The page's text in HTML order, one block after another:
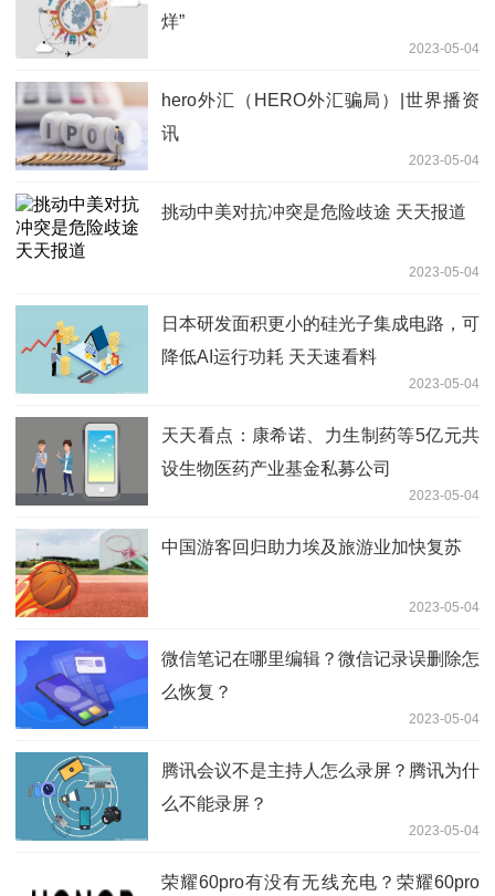
烊”
2023-05-04
hero外汇（HERO外汇骗局）|世界播资
讯
2023-05-04
挑动中美对抗冲突是危险歧途 天天报道
2023-05-04
日本研发面积更小的硅光子集成电路，可
降低AI运行功耗 天天速看料
2023-05-04
天天看点：康希诺、力生制药等5亿元共
设生物医药产业基金私募公司
2023-05-04
中国游客回归助力埃及旅游业加快复苏
2023-05-04
微信笔记在哪里编辑？微信记录误删除怎
么恢复？
2023-05-04
腾讯会议不是主持人怎么录屏？腾讯为什
么不能录屏？
2023-05-04
荣耀60pro有没有无线充电？荣耀60pro